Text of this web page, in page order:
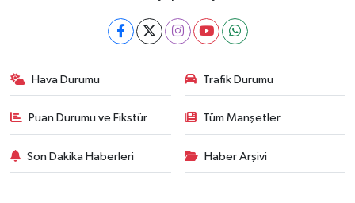
Hava Durumu Trafik Durumu
Puan Durumu ve Fikstür Tüm Manşetler
Son Dakika Haberleri Haber Arşivi